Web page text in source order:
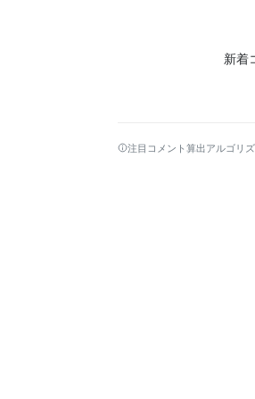
新着
注目コメント算出アルゴリ